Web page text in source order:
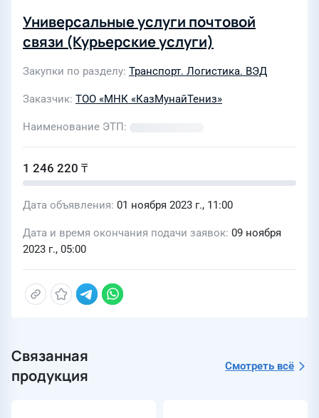
Универсальные услуги почтовой
связи (Курьерские услуги)
Закупки по разделу Транспорт. Логистика. ВЭД
Заказчик ТОО «МНК «КазМунайТениз»
Наименование ЭТП
1 246 220 ₸
Дата объявления 01 ноября 2023 г., 11:00
Дата и время окончания подачи заявок 09 ноября
2023 г., 05:00
Связанная
продукция
Смотреть всё